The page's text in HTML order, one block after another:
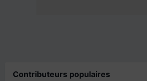
Contributeurs populaires